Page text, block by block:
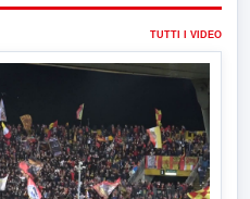
TUTTI I VIDEO